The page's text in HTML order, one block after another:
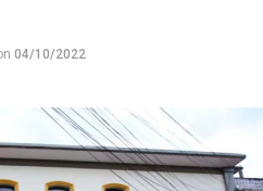
04/10/2022